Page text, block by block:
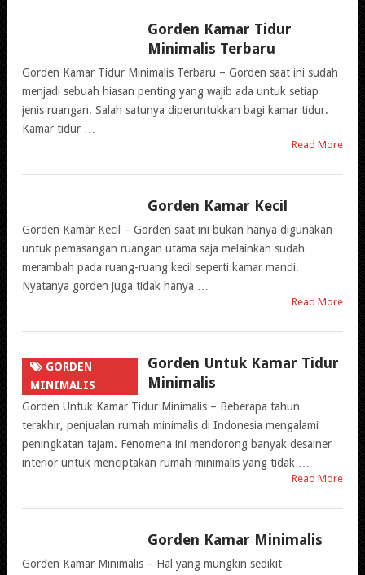
Gorden Kamar Tidur
Minimalis Terbaru
Gorden Kamar Tidur Minimalis Terbaru – Gorden saat ini sudah
menjadi sebuah hiasan penting yang wajib ada untuk setiap
jenis ruangan. Salah satunya diperuntukkan bagi kamar tidur.
Kamar tidur …
Read More
MINIMALIS
Gorden Kamar Kecil
Gorden Kamar Kecil – Gorden saat ini bukan hanya digunakan
untuk pemasangan ruangan utama saja melainkan sudah
merambah pada ruang-ruang kecil seperti kamar mandi.
Nyatanya gorden juga tidak hanya …
Read More
GORDEN
MINIMALIS
Gorden Untuk Kamar Tidur
Minimalis
Gorden Untuk Kamar Tidur Minimalis – Beberapa tahun
terakhir, penjualan rumah minimalis di Indonesia mengalami
peningkatan tajam. Fenomena ini mendorong banyak desainer
interior untuk menciptakan rumah minimalis yang tidak …
Read More
MINIMALIS
Gorden Kamar Minimalis
Gorden Kamar Minimalis – Hal yang mungkin sedikit